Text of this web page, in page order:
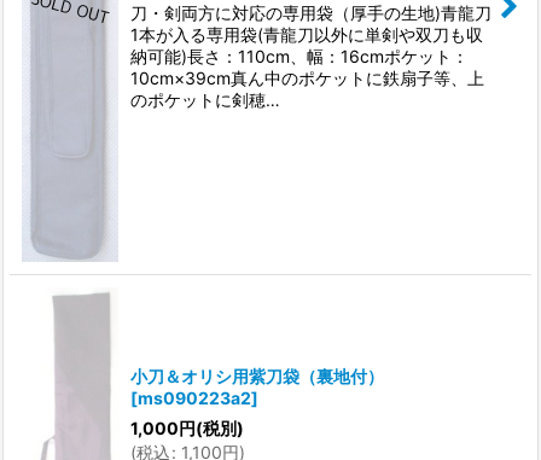
刀・剣両方に対応の専用袋（厚手の生地)青龍刀
1本が入る専用袋(青龍刀以外に単剣や双刀も収
納可能)長さ：110cm、幅：16cmポケット：
10cm×39cm真ん中のポケットに鉄扇子等、上
のポケットに剣穂…
小刀＆オリシ用紫刀袋（裏地付）
[ms090223a2]
1,000円(税別)
(税込: 1,100円)